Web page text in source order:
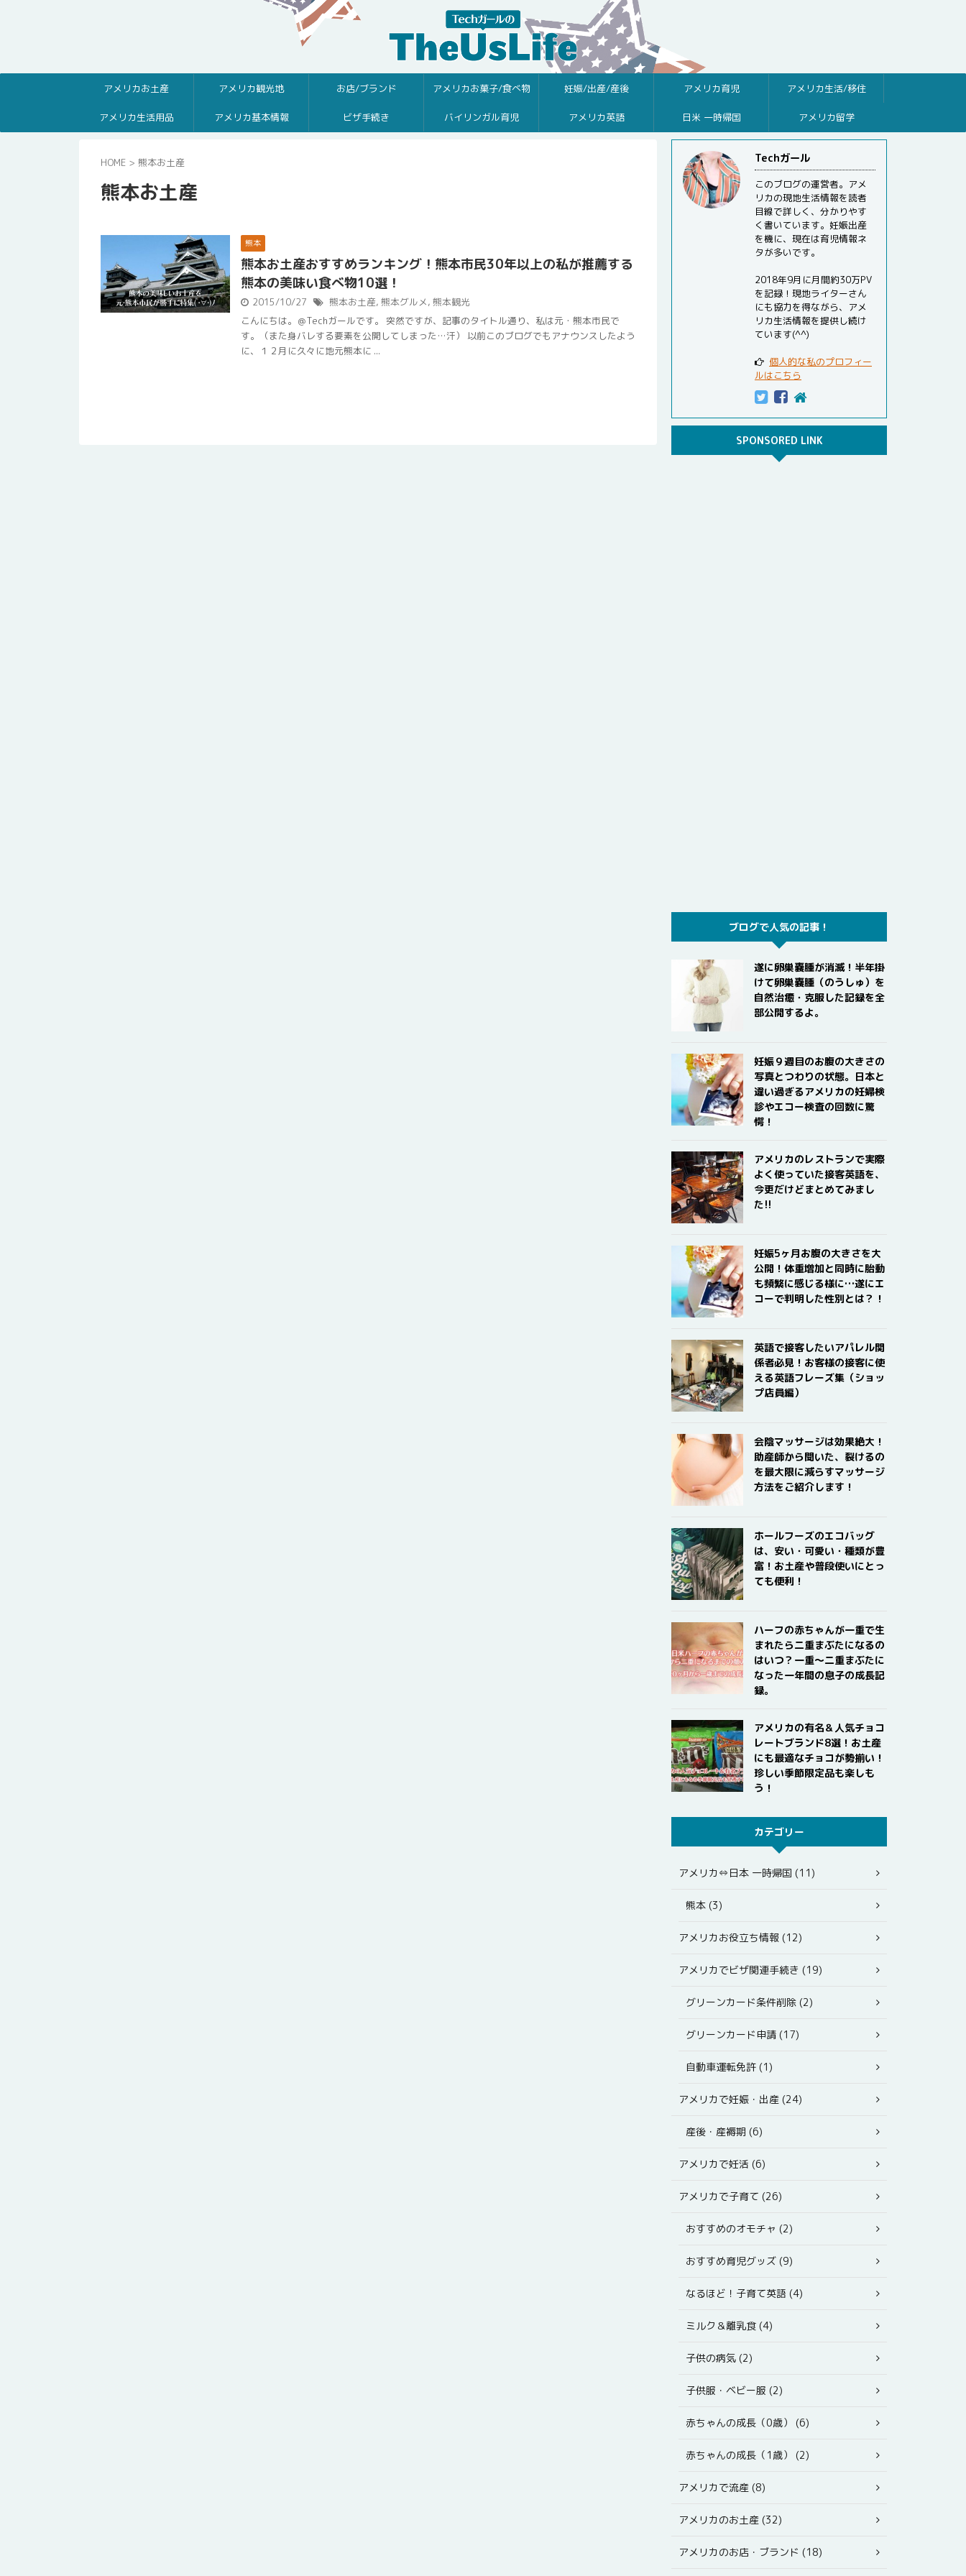
アメリカお土産 アメリカ観光地 お店/ブランド アメリカお菓子/食べ物 妊娠/出産/産後 アメリカ育児 アメリカ生活/移住
アメリカ生活用品 アメリカ基本情報 ビザ手続き バイリンガル育児 アメリカ英語 日米 一時帰国 アメリカ留学
HOME > 熊本お土産
熊本お土産
熊本
熊本お土産おすすめランキング！熊本市民30年以上の私が推薦する
熊本の美味い食べ物10選！
2015/10/27 熊本お土産, 熊本グルメ, 熊本観光
こんにちは。＠Techガールです。 突然ですが、記事のタイトル通り、私は元・熊本市民で
す。（また身バレする要素を公開してしまった…汗） 以前このブログでもアナウンスしたよう
に、１２月に久々に地元熊本に ...
Techガール
このブログの運営者。アメ
リカの現地生活情報を読者
目線で詳しく、分かりやす
く書いています。妊娠出産
を機に、現在は育児情報ネ
タが多いです。
2018年9月に月間約30万PV
を記録！現地ライターさん
にも協力を得ながら、アメ
リカ生活情報を提供し続け
ています(^^)
個人的な私のプロフィー
ルはこちら
SPONSORED LINK
ブログで人気の記事！
遂に卵巣嚢腫が消滅！半年掛
けて卵巣嚢腫（のうしゅ）を
自然治癒・克服した記録を全
部公開するよ。
妊娠９週目のお腹の大きさの
写真とつわりの状態。日本と
違い過ぎるアメリカの妊婦検
診やエコー検査の回数に驚
愕！
アメリカのレストランで実際
よく使っていた接客英語を、
今更だけどまとめてみまし
た!!
妊娠5ヶ月お腹の大きさを大
公開！体重増加と同時に胎動
も頻繁に感じる様に…遂にエ
コーで判明した性別とは？！
英語で接客したいアパレル関
係者必見！お客様の接客に使
える英語フレーズ集（ショッ
プ店員編）
会陰マッサージは効果絶大！
助産師から聞いた、裂けるの
を最大限に減らすマッサージ
方法をご紹介します！
ホールフーズのエコバッグ
は、安い・可愛い・種類が豊
富！お土産や普段使いにとっ
ても便利！
ハーフの赤ちゃんが一重で生
まれたら二重まぶたになるの
はいつ？一重〜二重まぶたに
なった一年間の息子の成長記
録。
アメリカの有名＆人気チョコ
レートブランド8選！お土産
にも最適なチョコが勢揃い！
珍しい季節限定品も楽しも
う！
カテゴリー
アメリカ⇔日本 一時帰国 (11)
熊本 (3)
アメリカお役立ち情報 (12)
アメリカでビザ関連手続き (19)
グリーンカード条件削除 (2)
グリーンカード申請 (17)
自動車運転免許 (1)
アメリカで妊娠・出産 (24)
産後・産褥期 (6)
アメリカで妊活 (6)
アメリカで子育て (26)
おすすめのオモチャ (2)
おすすめ育児グッズ (9)
なるほど！子育て英語 (4)
ミルク＆離乳食 (4)
子供の病気 (2)
子供服・ベビー服 (2)
赤ちゃんの成長（0歳） (6)
赤ちゃんの成長（1歳） (2)
アメリカで流産 (8)
アメリカのお土産 (32)
アメリカのお店・ブランド (18)